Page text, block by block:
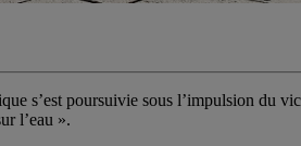
s’est poursuivie sous l’impulsion du
l’eau ».